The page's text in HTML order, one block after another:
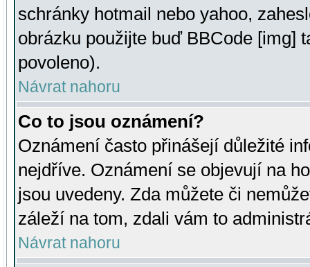
schránky hotmail nebo yahoo,
obrázku použijte buď BBCode [img]
povoleno).
Návrat nahoru
Co to jsou oznámení?
Oznámení často přinášejí důležité
nejdříve. Oznámení se objevují na
jsou uvedeny. Zda můžete či
záleží na tom, zdali vám to
Návrat nahoru